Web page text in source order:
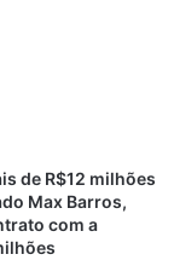
penal,
de R$12 milhões
Max Barros,
com a